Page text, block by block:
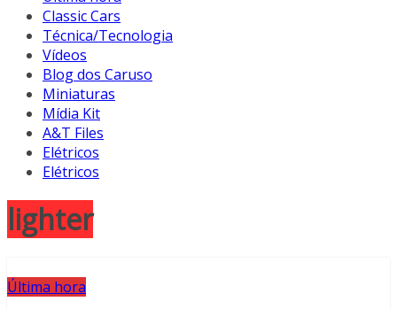
Classic Cars
Técnica/Tecnologia
Vídeos
Blog dos Caruso
Miniaturas
Mídia Kit
A&T Files
Elétricos
Elétricos
lighter
Última hora